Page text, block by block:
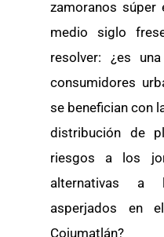
zamoranos súper
medio siglo
resolver: ¿es
consumidores
se benefician con
distribución de
riesgos a los
alternativas a
asperjados en
Cojumatlán?